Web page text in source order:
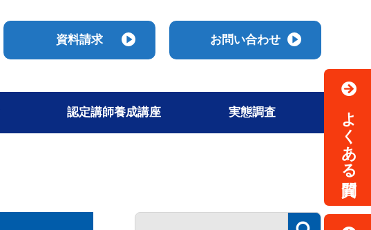
資料請求 お問い合わせ
認定講師養成講座 実態調査 よくある質問